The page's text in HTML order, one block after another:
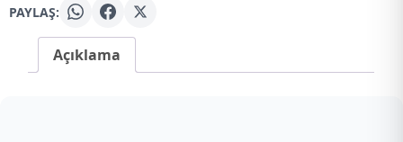
PAYLAŞ:
Açıklama